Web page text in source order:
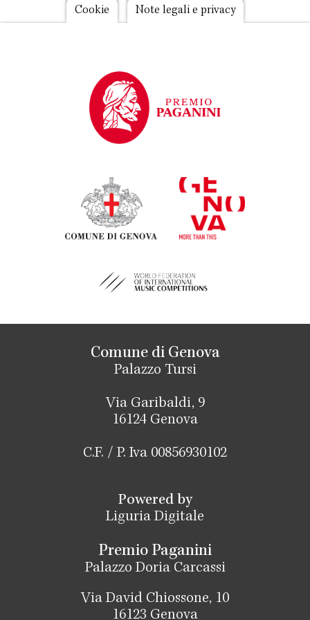
Footer
Cookie Note legali e privacy
Comune di Genova
Palazzo Tursi
Via Garibaldi, 9
16124 Genova
C.F. / P. Iva 00856930102
Powered by
Liguria Digitale
Premio Paganini
Palazzo Doria Carcassi
Via David Chiossone, 10
16123 Genova